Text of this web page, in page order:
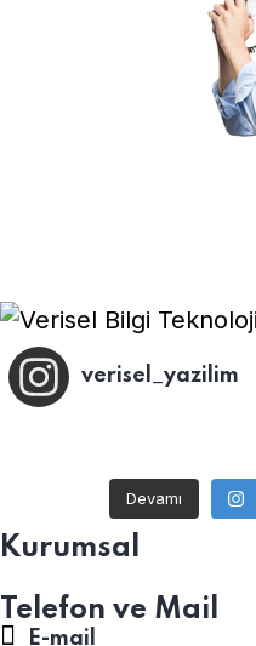
verisel_yazilim
Devamı
Kurumsal
Telefon ve Mail
E-mail